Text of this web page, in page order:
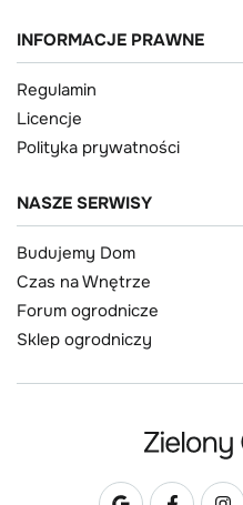
INFORMACJE PRAWNE
Regulamin
Licencje
Polityka prywatności
NASZE SERWISY
Budujemy Dom
Czas na Wnętrze
Forum ogrodnicze
Sklep ogrodniczy